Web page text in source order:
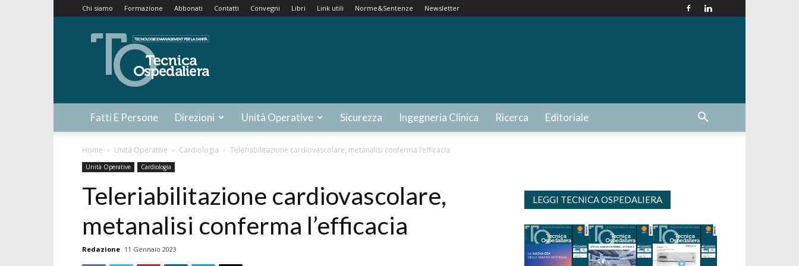
Chi siamo Formazione Abbonati Contatti Convegni Libri Link utili Norme&Sentenze Newsletter
Tecnica
Ospedaliera
Fatti E Persone Direzioni Unità Operative Sicurezza Ingegneria Clinica Ricerca Editoriale
Home Unità Operative Cardiologia Teleriabilitazione cardiovascolare, metanalisi conferma l’efficacia
Unità Operative Cardiologia
Teleriabilitazione cardiovascolare,
metanalisi conferma l’efficacia
Redazione 11 Gennaio 2023
LEGGI TECNICA OSPEDALIERA